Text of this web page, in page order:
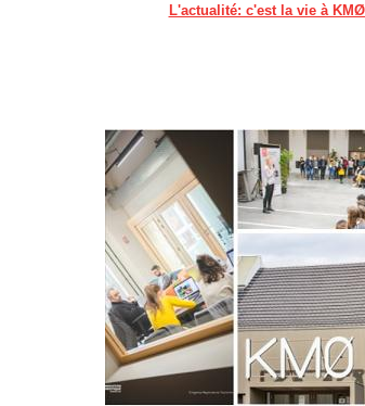
L'actualité: c'est la vie à